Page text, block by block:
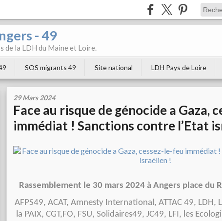
- 49
la LDH du Maine et Loire.
SOS migrants 49 Site national LDH Pays de Loire
29 Mars 2024
Face au risque de génocide a Gaza,
immédiat ! Sanctions contre l’Etat
Rassemblement le 30 mars 2024 à Angers place du
AFPS49, ACAT, Amnesty International, ATTAC 49, LDH,
la PAIX, CGT,FO, FSU, Solidaires49, JC49, LFI, les